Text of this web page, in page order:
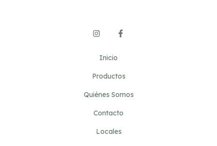
Inicio
Productos
Quiénes Somos
Contacto
Locales